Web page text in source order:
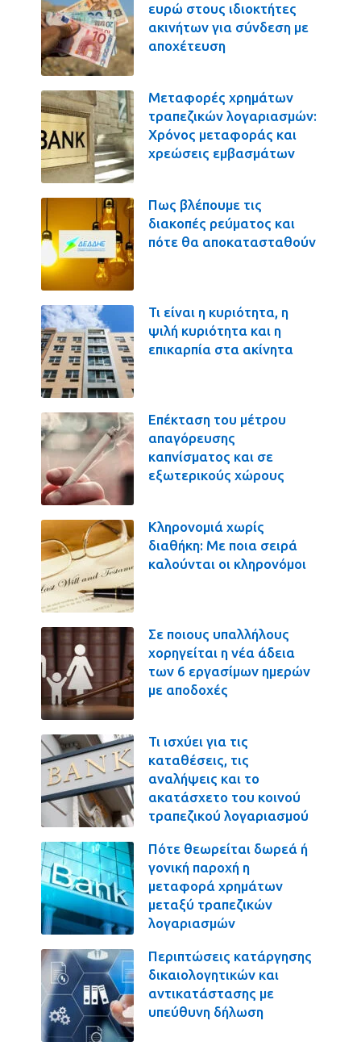
ευρώ στους ιδιοκτήτες
ακινήτων για σύνδεση με
αποχέτευση
Μεταφορές χρημάτων
τραπεζικών λογαριασμών:
Χρόνος μεταφοράς και
χρεώσεις εμβασμάτων
Πως βλέπουμε τις
διακοπές ρεύματος και
πότε θα αποκατασταθούν
Τι είναι η κυριότητα, η
ψιλή κυριότητα και η
επικαρπία στα ακίνητα
Επέκταση του μέτρου
απαγόρευσης
καπνίσματος και σε
εξωτερικούς χώρους
Κληρονομιά χωρίς
διαθήκη: Με ποια σειρά
καλούνται οι κληρονόμοι
Σε ποιους υπαλλήλους
χορηγείται η νέα άδεια
των 6 εργασίμων ημερών
με αποδοχές
Τι ισχύει για τις
καταθέσεις, τις
αναλήψεις και το
ακατάσχετο του κοινού
τραπεζικού λογαριασμού
Πότε θεωρείται δωρεά ή
γονική παροχή η
μεταφορά χρημάτων
μεταξύ τραπεζικών
λογαριασμών
Περιπτώσεις κατάργησης
δικαιολογητικών και
αντικατάστασης με
υπεύθυνη δήλωση